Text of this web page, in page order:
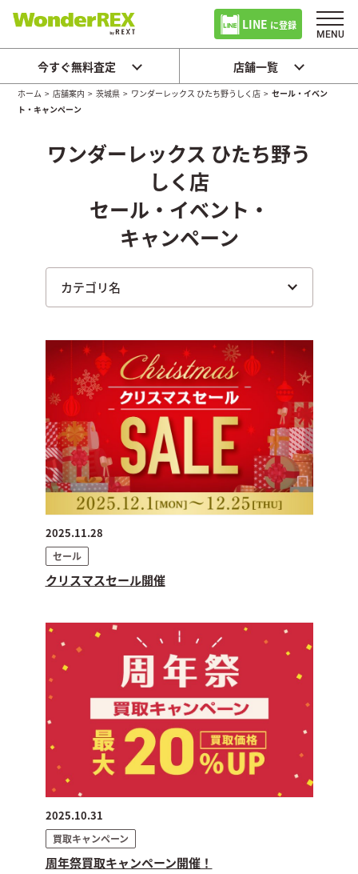
LINE に登録
今すぐ無料査定 店舗一覧
ホーム >店舗案内 >茨城県 > ワンダーレックス ひたち野うしく店 >セール・イベン
ト・キャンペーン
ワンダーレックス ひたち野う
しく店
セール・イベント・
キャンペーン
2025.11.28
セール
クリスマスセール開催
2025.10.31
買取キャンペーン
周年祭買取キャンペーン開催！